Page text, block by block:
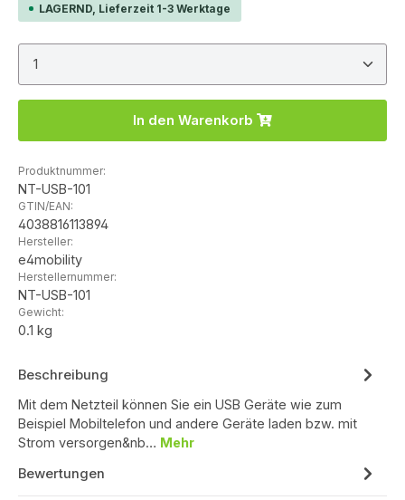
LAGERND, Lieferzeit 1-3 Werktage
Produkt Anzahl: Gib den gewünschten Wert ein
In den Warenkorb
Produktnummer:
NT-USB-101
GTIN/EAN:
4038816113894
Hersteller:
e4mobility
Herstellernummer:
NT-USB-101
Gewicht:
0.1 kg
Beschreibung
Mit dem Netzteil können Sie ein USB Geräte wie zum
Beispiel Mobiltelefon und andere Geräte laden bzw. mit
Strom versorgen&nb… Mehr
Bewertungen